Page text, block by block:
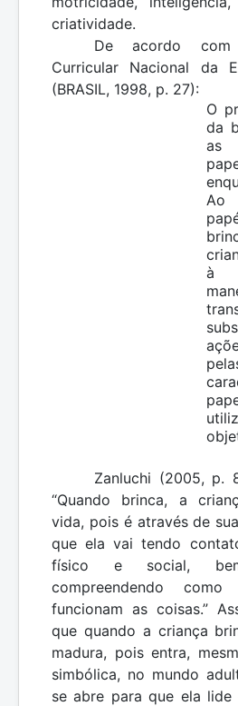
criatividade.
De acordo com
Curricular Nacional da
(BRASIL, 1998, p. 27):
O
da
as
Ao
à
Zanluchi (2005, p.
“Quando brinca, a
vida, pois é através de
que ela vai tendo
físico e social,
compreendendo
funcionam as coisas.”
que quando a criança
madura, pois entra,
simbólica, no mundo
se abre para que ela lide